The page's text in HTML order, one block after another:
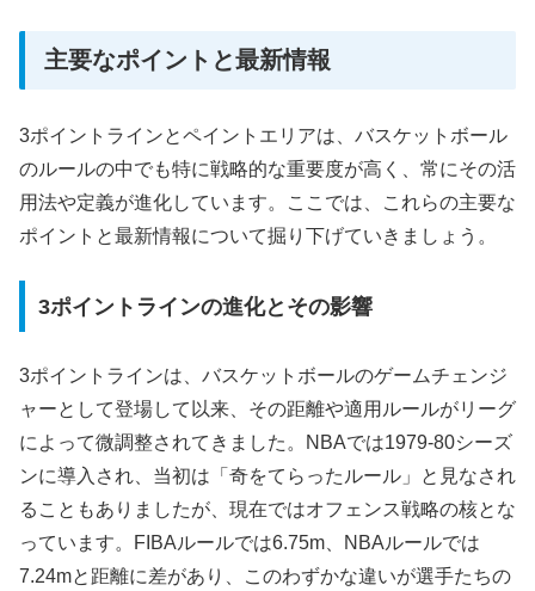
主要なポイントと最新情報
3ポイントラインとペイントエリアは、バスケットボール
のルールの中でも特に戦略的な重要度が高く、常にその活
用法や定義が進化しています。ここでは、これらの主要な
ポイントと最新情報について掘り下げていきましょう。
3ポイントラインの進化とその影響
3ポイントラインは、バスケットボールのゲームチェンジ
ャーとして登場して以来、その距離や適用ルールがリーグ
によって微調整されてきました。NBAでは1979-80シーズ
ンに導入され、当初は「奇をてらったルール」と見なされ
ることもありましたが、現在ではオフェンス戦略の核とな
っています。FIBAルールでは6.75m、NBAルールでは
7.24mと距離に差があり、このわずかな違いが選手たちの